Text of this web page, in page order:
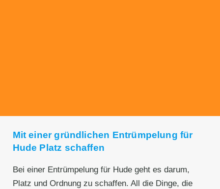
Mit einer gründlichen Entrümpelung für
Hude Platz schaffen
Bei einer Entrümpelung für Hude geht es darum,
Platz und Ordnung zu schaffen. All die Dinge, die